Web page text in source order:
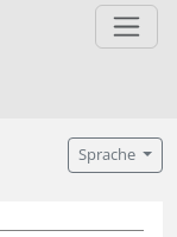
Sprache